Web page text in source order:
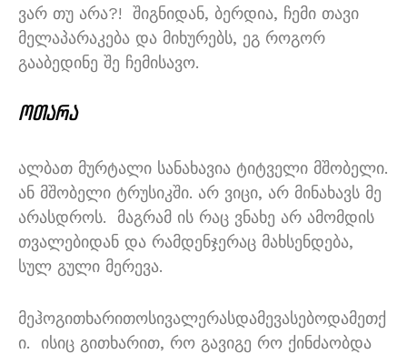
ვარ თუ არა?! შიგნიდან, ბერდია, ჩემი თავი
მელაპარაკება და მიხურებს, ეგ როგორ
გააბედინე შე ჩემისავო.
ოთარა
ალბათ მურტალი სანახავია ტიტველი მშობელი.
ან მშობელი ტრუსიკში. არ ვიცი, არ მინახავს მე
არასდროს.
მაგრამ ის რაც ვნახე არ ამომდის
თვალებიდან და რამდენჯერაც მახსენდება,
სულ გული მერევა.
მეჰოგითხარითოსივალერასდამევასებოდამეთქ
ი. ისიც გითხარით, რო გავიგე რო ქინძაობდა